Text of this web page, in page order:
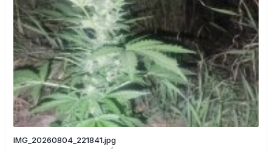
IMG_20260804_221841.jpg